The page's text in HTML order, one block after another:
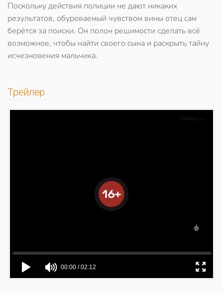
Поскольку действия полиции не дают никаких
результатов, обуреваемый чувством вины отец сам
берётся за поиски. Он полон решимости сделать всё
возможное, чтобы найти своего сына и раскрыть тайну
исчезновения мальчика.
Трейлер